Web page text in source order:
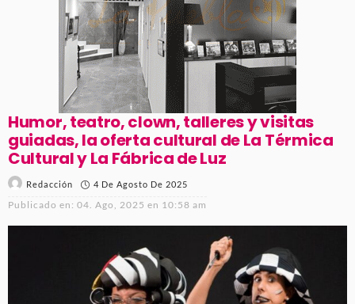
Humor, teatro, clown, talleres y visitas
guiadas, la oferta cultural de La Térmica
Cultural y La Fábrica de Luz
Redacción 4 De Agosto De 2025
Publicado en: 04. Ago, 2025 en 10:58 am